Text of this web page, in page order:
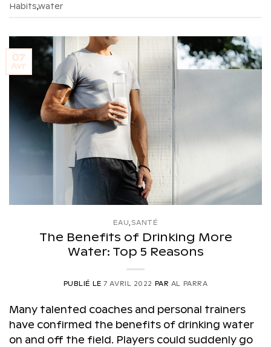
Habits,water
07
Avr
EAU, SANTÉ
The Benefits of Drinking More
Water: Top 5 Reasons
PUBLIÉ LE7 AVRIL 2022 PAR AL PARRA
Many talented coaches and personal trainers
have confirmed the benefits of drinking water
on and off the field. Players could suddenly go